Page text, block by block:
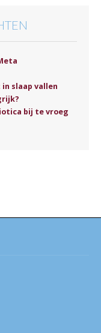
in slaap vallen
bij te vroeg